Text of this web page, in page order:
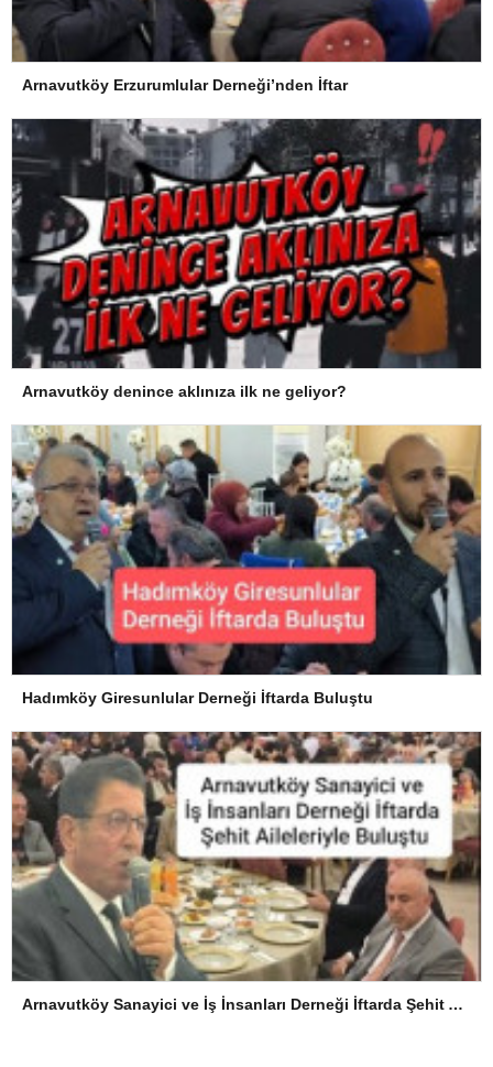
Arnavutköy Erzurumlular Derneği’nden İftar
Arnavutköy denince aklınıza ilk ne geliyor?
Hadımköy Giresunlular Derneği İftarda Buluştu
Arnavutköy Sanayici ve İş İnsanları Derneği İftarda Şehit Aileleriyle Buluştu